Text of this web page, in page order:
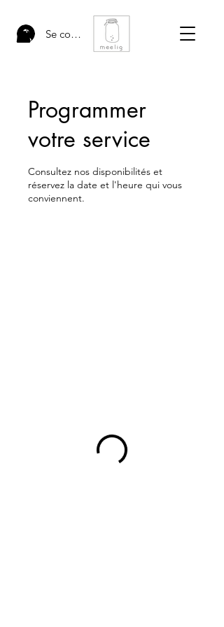
Se connecter
Programmer
votre service
Consultez nos disponibilités et
réservez la date et l'heure qui vous
conviennent.